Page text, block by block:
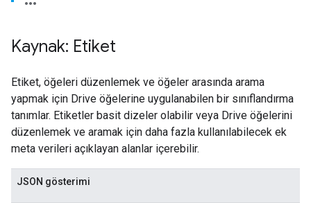
Kaynak: Etiket
Etiket, öğeleri düzenlemek ve öğeler arasında arama
yapmak için Drive öğelerine uygulanabilen bir sınıflandırma
tanımlar. Etiketler basit dizeler olabilir veya Drive öğelerini
düzenlemek ve aramak için daha fazla kullanılabilecek ek
meta verileri açıklayan alanlar içerebilir.
JSON gösterimi